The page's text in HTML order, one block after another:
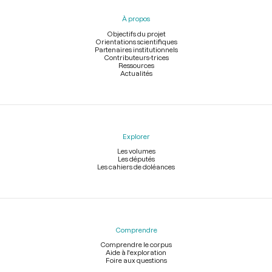
À propos
Objectifs du projet
Orientations scientifiques
Partenaires institutionnels
Contributeurs-trices
Ressources
Actualités
Explorer
Les volumes
Les députés
Les cahiers de doléances
Comprendre
Comprendre le corpus
Aide à l'exploration
Foire aux questions